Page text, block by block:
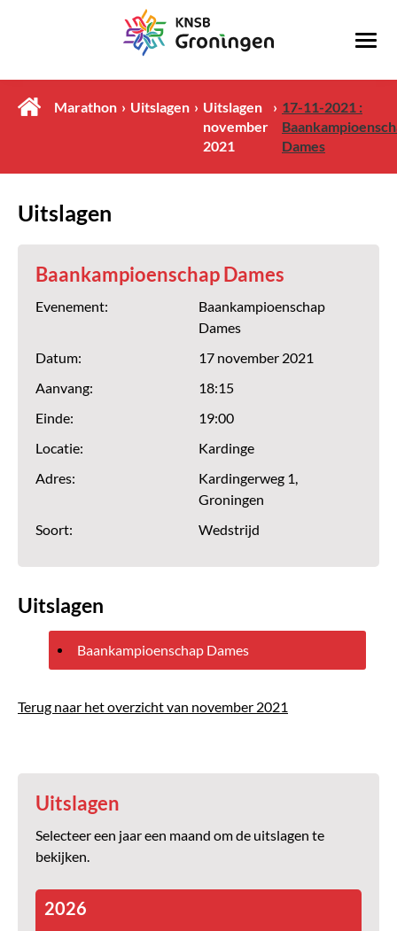
Marathon Uitslagen
Uitslagen
november
2021
17-11-2021 :
Dames
Uitslagen
Baankampioenschap Dames
Evenement:
Baankampioenschap
Dames
Datum:
17 november 2021
Aanvang:
18:15
Einde:
19:00
Locatie:
Kardinge
Adres:
Kardingerweg 1,
Groningen
Soort:
Wedstrijd
Uitslagen
Baankampioenschap Dames
Terug naar het overzicht van november 2021
Uitslagen
Selecteer een jaar een maand om de uitslagen te
bekijken.
2026